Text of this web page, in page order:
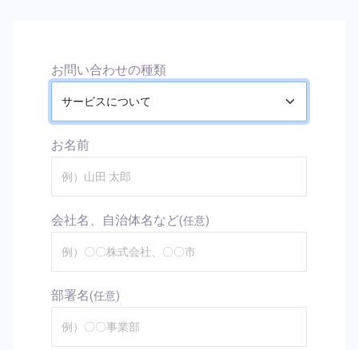
お問い合わせの種類
お名前
会社名、自治体名など(任意)
部署名(任意)